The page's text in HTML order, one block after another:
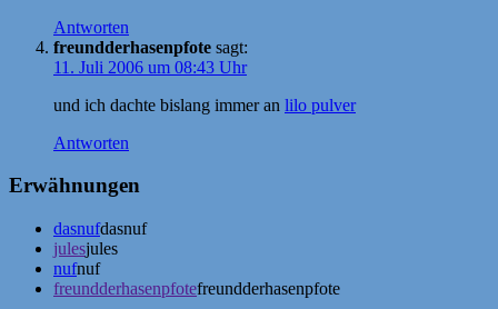
Antworten
freundderhasenpfote sagt:
11. Juli 2006 um 08:43 Uhr
und ich dachte bislang immer an lilo pulver
Antworten
Erwähnungen
dasnufdasnuf
julesjules
nufnuf
freundderhasenpfotefreundderhasenpfote